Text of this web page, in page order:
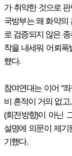
가 취약한 것으로
국방부는 왜 화약의
로 검증되지 않은
착을 내세워 어뢰폭
했다.
참여연대는 이어 “
비 흔적이 거의 없
(회전방향)이 아닌
설명에 의문이 제기
기했다.